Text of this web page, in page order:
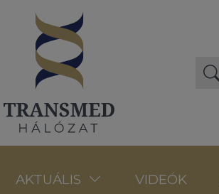
AKTUÁLIS VIDEÓK